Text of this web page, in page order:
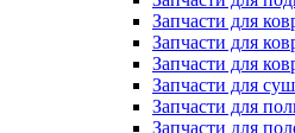
Запчасти для
Запчасти для
Запчасти для
Запчасти для
Запчасти для
Запчасти для